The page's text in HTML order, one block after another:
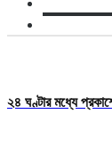
২৪ ঘণ্টার মধ্যে